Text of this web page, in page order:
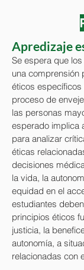
Apredizaje
Se espera que
una comprensión
éticos
proceso de
las personas
esperado implica
para analizar
éticas
decisiones
la vida, la
equidad en el
estudiantes
principios éticos
justicia, la
autonomía, a
relacionadas con